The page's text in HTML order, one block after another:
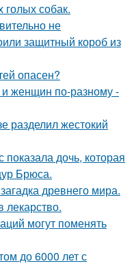
собак.
не
защитный короб из
опасен?
женщин по-разному -
разделил жестокий
дочь, которая
Брюса.
древнего мира.
могут поменять
до 6000 лет с